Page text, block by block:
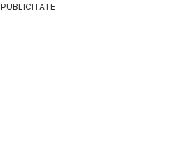
PUBLICITATE